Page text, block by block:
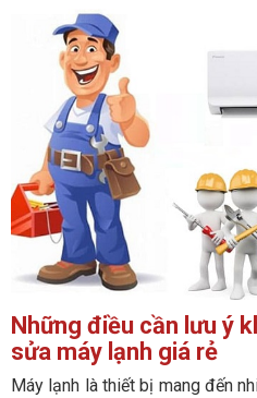
Những điều cần lưu ý
sửa máy lạnh giá rẻ
Máy lạnh là thiết bị mang đến